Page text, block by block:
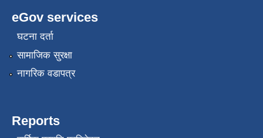
eGov services
घटना दर्ता
सामाजिक सुरक्षा
नागरिक वडापत्र
Reports